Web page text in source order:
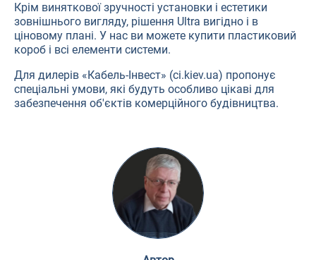
Крім виняткової зручності установки і естетики
зовнішнього вигляду, рішення Ultra вигідно і в
ціновому плані. У нас ви можете купити пластиковий
короб і всі елементи системи.
Для дилерів «Кабель-Інвест» (ci.kiev.ua) пропонує
спеціальні умови, які будуть особливо цікаві для
забезпечення об'єктів комерційного будівництва.